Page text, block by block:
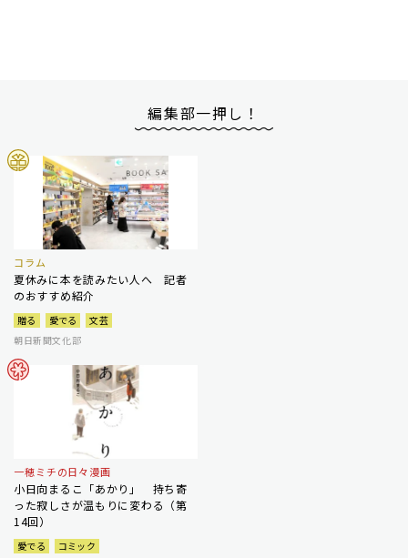
編集部一押し！
コラム
夏休みに本を読みたい人へ 記者
のおすすめ紹介
贈る 愛でる
文芸
朝日新聞文化部
一穂ミチの日々漫画
小日向まるこ「あかり」 持ち寄
った寂しさが温もりに変わる（第
14回）
愛でる
コミック